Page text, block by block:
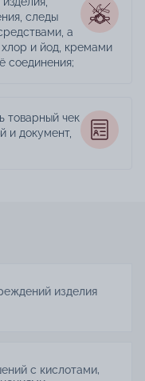
следы
а
и йод, кремами
соединения;
товарный чек
и документ,
изделия
с кислотами,